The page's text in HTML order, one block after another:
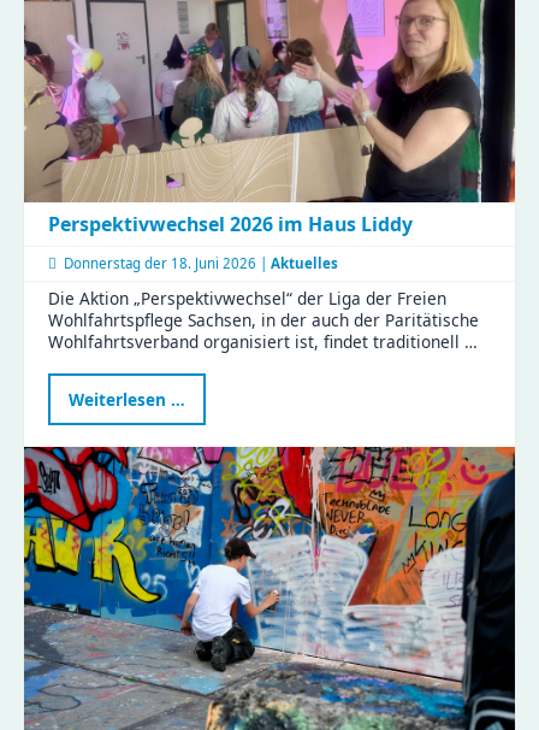
Perspektivwechsel 2026 im Haus Liddy
Donnerstag der 18. Juni 2026 | Aktuelles
Die Aktion „Perspektivwechsel“ der Liga der Freien
Wohlfahrtspflege Sachsen, in der auch der Paritätische
Wohlfahrtsverband organisiert ist, findet traditionell …
Weiterlesen …
2026
im
Haus
Liddy